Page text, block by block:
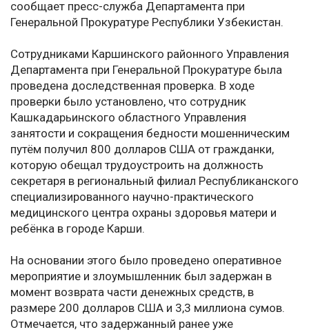
сообщает пресс-служба Департамента при
Генеральной Прокуратуре Республики Узбекистан.
Сотрудниками Каршинского районного Управления
Департамента при Генеральной Прокуратуре была
проведена доследственная проверка. В ходе
проверки было установлено, что сотрудник
Кашкадарьинского областного Управления
занятости и сокращения бедности мошенническим
путём получил 800 долларов США от гражданки,
которую обещал трудоустроить на должность
секретаря в региональный филиал Республиканского
специализированного научно-практического
медицинского центра охраны здоровья матери и
ребёнка в городе Карши.
На основании этого было проведено оперативное
мероприятие и злоумышленник был задержан в
момент возврата части денежных средств, в
размере 200 долларов США и 3,3 миллиона сумов.
Отмечается, что задержанный ранее уже